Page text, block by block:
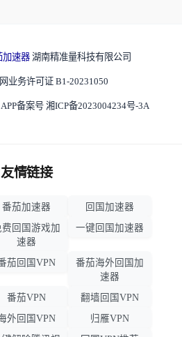
加速器 湖南精准量科技有限公司
业务许可证 B1-20231050
备案号 湘ICP备2023004234号-3A
友情链接
番茄加速器
回国加速器
费回国游戏加
速器
一键回国加速器
茄回国VPN
番茄海外回国加
速器
番茄VPN
翻墙回国VPN
外回国VPN
归雁VPN